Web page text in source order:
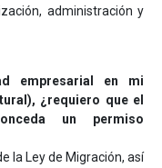
administración y
empresarial en mi
¿requiero que el
un permiso
la Ley de Migración, así